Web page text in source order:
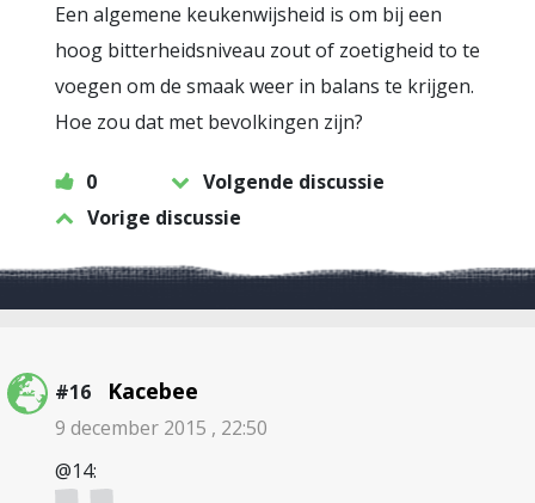
Een algemene keukenwijsheid is om bij een
hoog bitterheidsniveau zout of zoetigheid to te
voegen om de smaak weer in balans te krijgen.
Hoe zou dat met bevolkingen zijn?
0
Volgende discussie
Vorige discussie
#16 Kacebee
9 december 2015 , 22:50
@14: